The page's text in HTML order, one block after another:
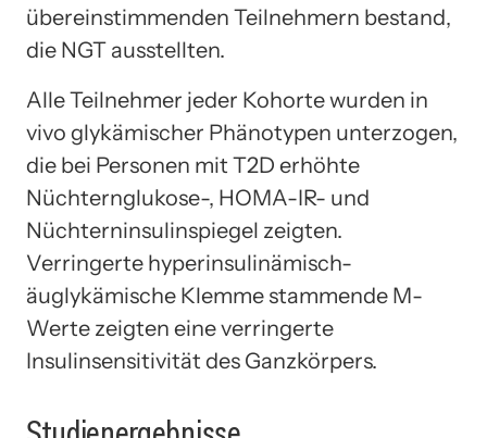
übereinstimmenden Teilnehmern bestand,
die NGT ausstellten.
Alle Teilnehmer jeder Kohorte wurden in
vivo glykämischer Phänotypen unterzogen,
die bei Personen mit T2D erhöhte
Nüchternglukose-, HOMA-IR- und
Nüchterninsulinspiegel zeigten.
Verringerte hyperinsulinämisch-
äuglykämische Klemme stammende M-
Werte zeigten eine verringerte
Insulinsensitivität des Ganzkörpers.